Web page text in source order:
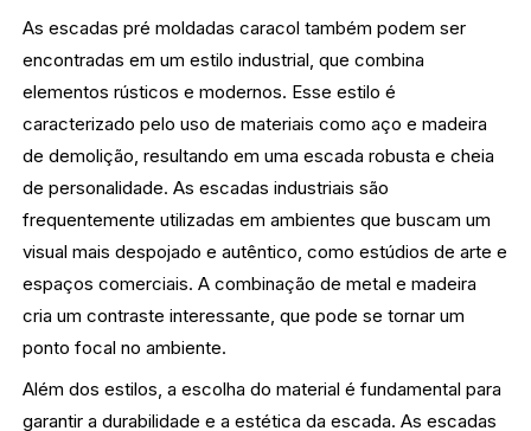
As escadas pré moldadas caracol também podem ser
encontradas em um estilo industrial, que combina
elementos rústicos e modernos. Esse estilo é
caracterizado pelo uso de materiais como aço e madeira
de demolição, resultando em uma escada robusta e cheia
de personalidade. As escadas industriais são
frequentemente utilizadas em ambientes que buscam um
visual mais despojado e autêntico, como estúdios de arte e
espaços comerciais. A combinação de metal e madeira
cria um contraste interessante, que pode se tornar um
ponto focal no ambiente.
Além dos estilos, a escolha do material é fundamental para
garantir a durabilidade e a estética da escada. As escadas